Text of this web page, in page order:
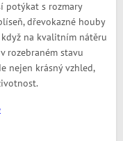
potýkat s rozmary
dřevokazné houby
když na kvalitním nátěru
rozebraném stavu
nejen krásný vzhled,